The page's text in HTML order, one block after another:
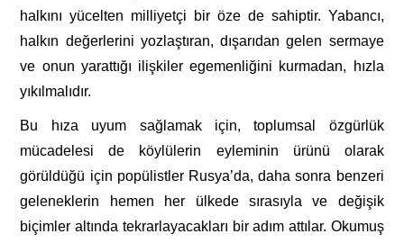
halkını yücelten milliyetçi bir öze de sahiptir. Yabancı,
halkın değerlerini yozlaştıran, dışarıdan gelen sermaye
ve onun yarattığı ilişkiler egemenliğini kurmadan, hızla
yıkılmalıdır.
Bu hıza uyum sağlamak için, toplumsal özgürlük
mücadelesi de köylülerin eyleminin ürünü olarak
görüldüğü için popülistler Rusya’da, daha sonra benzeri
geleneklerin hemen her ülkede sırasıyla ve değişik
biçimler altında tekrarlayacakları bir adım attılar. Okumuş